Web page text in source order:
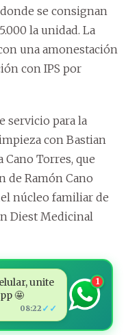
se consignan
la unidad. La
una amonestación
con IPS por
servicio para la
con Bastian
Cano Torres, que
de Ramón Cano
núcleo familiar de
Diest Medicinal
unite
🤩
08:22 ✓✓
1